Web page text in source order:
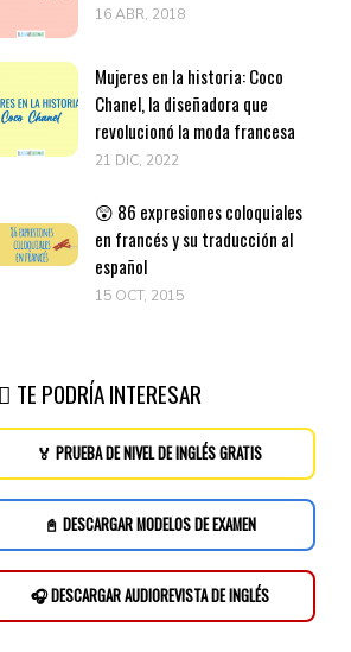
16 ABR, 2018
Mujeres en la historia: Coco
Chanel, la diseñadora que
revolucionó la moda francesa
21 DIC, 2022
😲 86 expresiones coloquiales
en francés y su traducción al
español
15 OCT, 2015
TE PODRÍA INTERESAR
🏅 PRUEBA DE NIVEL DE INGLÉS GRATIS
📓 DESCARGAR MODELOS DE EXAMEN
🎧 DESCARGAR AUDIOREVISTA DE INGLÉS